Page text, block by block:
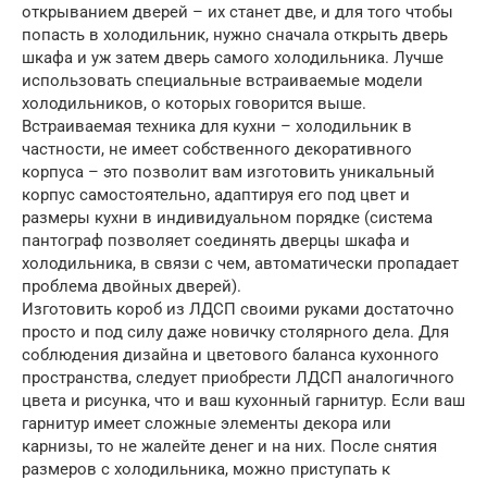
открыванием дверей – их станет две, и для того чтобы
попасть в холодильник, нужно сначала открыть дверь
шкафа и уж затем дверь самого холодильника. Лучше
использовать специальные встраиваемые модели
холодильников, о которых говорится выше.
Встраиваемая техника для кухни – холодильник в
частности, не имеет собственного декоративного
корпуса – это позволит вам изготовить уникальный
корпус самостоятельно, адаптируя его под цвет и
размеры кухни в индивидуальном порядке (система
пантограф позволяет соединять дверцы шкафа и
холодильника, в связи с чем, автоматически пропадает
проблема двойных дверей).
Изготовить короб из ЛДСП своими руками достаточно
просто и под силу даже новичку столярного дела. Для
соблюдения дизайна и цветового баланса кухонного
пространства, следует приобрести ЛДСП аналогичного
цвета и рисунка, что и ваш кухонный гарнитур. Если ваш
гарнитур имеет сложные элементы декора или
карнизы, то не жалейте денег и на них. После снятия
размеров с холодильника, можно приступать к